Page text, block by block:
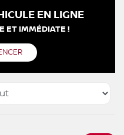
EN LIGNE
ET IMMÉDIATE !